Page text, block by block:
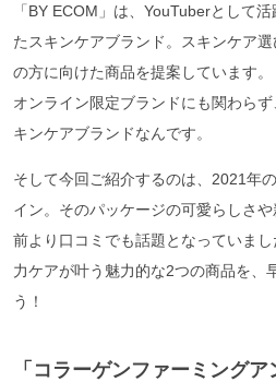
「BY ECOM」は、YouTuberとして
たスキンケアブランド。スキンケア
の方に向けた商品を提案しています。
オンライン限定ブランドにも関わら
キンケアブランドなんです。
そして今回ご紹介するのは、2021年
イン。そのパッケージの可愛らしさ
前より口コミでも話題となっていま
力ケアが叶う魅力的な2つの商品を、
う！
「コラーゲンファーミング